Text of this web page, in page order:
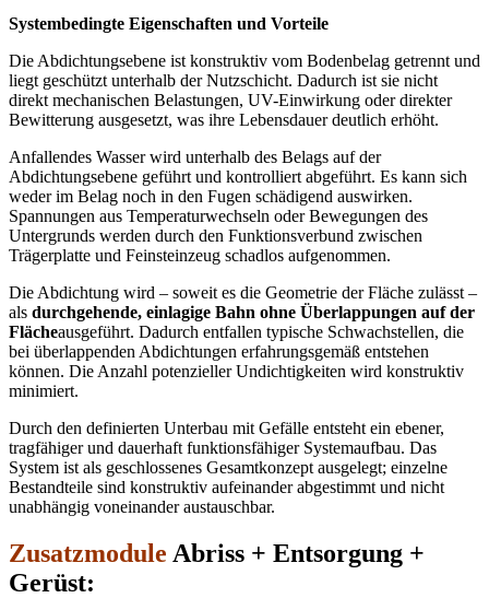
Systembedingte Eigenschaften und Vorteile
Die Abdichtungsebene ist konstruktiv vom Bodenbelag getrennt und
liegt geschützt unterhalb der Nutzschicht. Dadurch ist sie nicht
direkt mechanischen Belastungen, UV-Einwirkung oder direkter
Bewitterung ausgesetzt, was ihre Lebensdauer deutlich erhöht.
Anfallendes Wasser wird unterhalb des Belags auf der
Abdichtungsebene geführt und kontrolliert abgeführt. Es kann sich
weder im Belag noch in den Fugen schädigend auswirken.
Spannungen aus Temperaturwechseln oder Bewegungen des
Untergrunds werden durch den Funktionsverbund zwischen
Trägerplatte und Feinsteinzeug schadlos aufgenommen.
Die Abdichtung wird – soweit es die Geometrie der Fläche zulässt –
als durchgehende, einlagige Bahn ohne Überlappungen auf der
Flächeausgeführt. Dadurch entfallen typische Schwachstellen, die
bei überlappenden Abdichtungen erfahrungsgemäß entstehen
können. Die Anzahl potenzieller Undichtigkeiten wird konstruktiv
minimiert.
Durch den definierten Unterbau mit Gefälle entsteht ein ebener,
tragfähiger und dauerhaft funktionsfähiger Systemaufbau. Das
System ist als geschlossenes Gesamtkonzept ausgelegt; einzelne
Bestandteile sind konstruktiv aufeinander abgestimmt und nicht
unabhängig voneinander austauschbar.
Zusatzmodule Abriss + Entsorgung +
Gerüst: